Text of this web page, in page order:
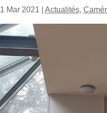
1 Mar 2021 Actualités,